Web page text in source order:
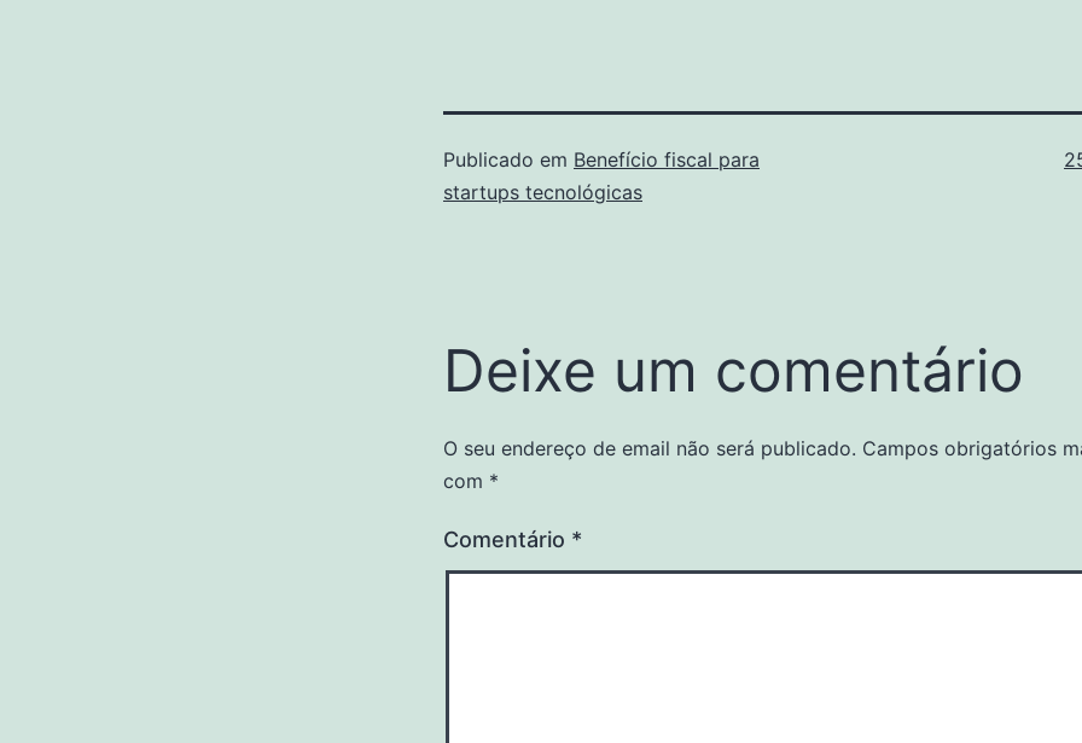
Publicado em Benefício fiscal para
startups tecnológicas
Deixe um comentário
O seu endereço de email não será publicado. Campos obrigatórios
com *
Comentário *